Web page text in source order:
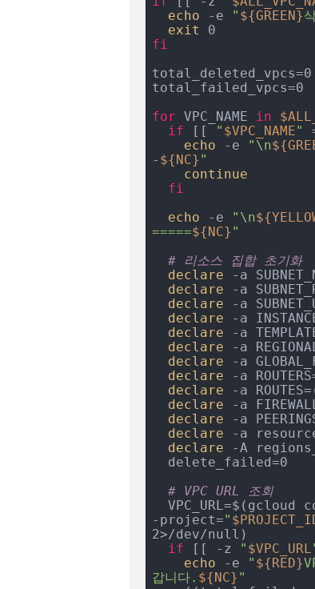
echo -e " ${GREEN}
exit
fi
total_deleted_vpcs=0
total_failed_vpcs=0
for VPC_NAME in
if [[ " $VPC_NAME"
echo -e "\n
- ${NC} "
continue
fi
echo -e "\n
=====${NC} "
# 리소스 집합 초기화
declare -a
declare -a
declare -a
declare -a
declare -a
declare -a
declare -a
declare -a
declare -a
declare -a
declare -a
declare -a
declare -A
# VPC URL 조회
VPC_URL=$(gcloud
-project="
2>/dev/null)
if [[ -z " $VPC_URL
echo -e " ${RED}
갑니다. ${NC} "